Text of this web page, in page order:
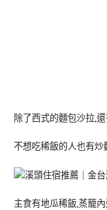
除了西式的麵包沙拉,
不想吃稀飯的人也有炒
主食有地瓜稀飯,蒸籠